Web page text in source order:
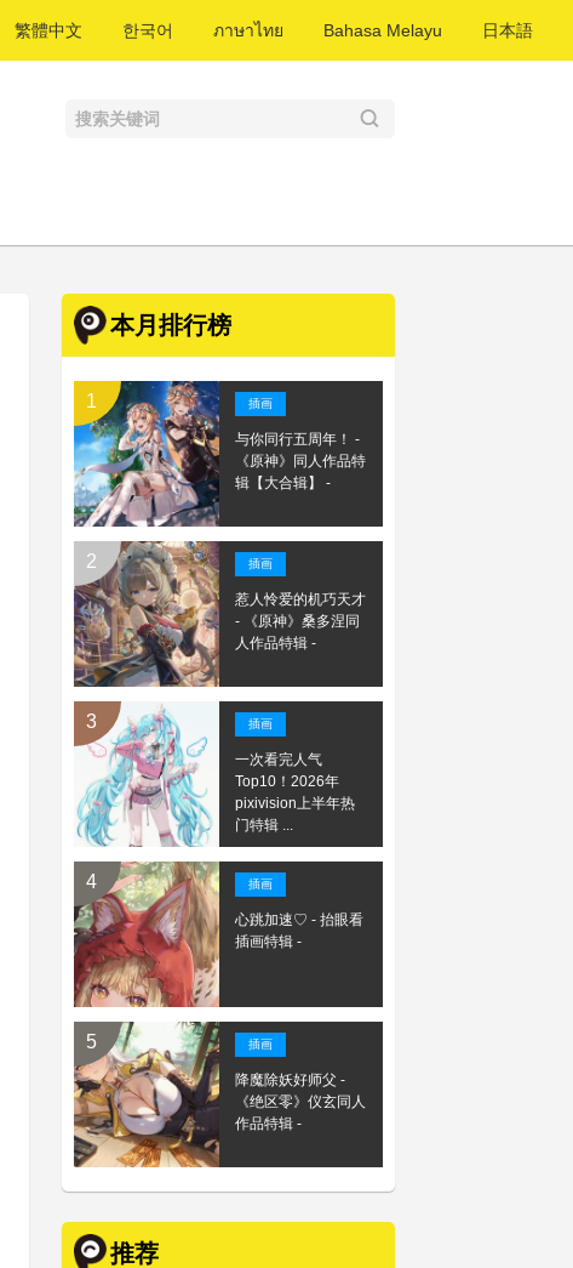
繁體中文 한국어 ภาษาไทย Bahasa Melayu 日本語
本月排行榜
插画
与你同行五周年！ -
《原神》同人作品特
辑【大合辑】 -
插画
惹人怜爱的机巧天才
- 《原神》桑多涅同
人作品特辑 -
插画
一次看完人气
Top10！2026年
pixivision上半年热
门特辑 ...
插画
心跳加速♡ - 抬眼看
插画特辑 -
插画
降魔除妖好师父 -
《绝区零》仪玄同人
作品特辑 -
推荐